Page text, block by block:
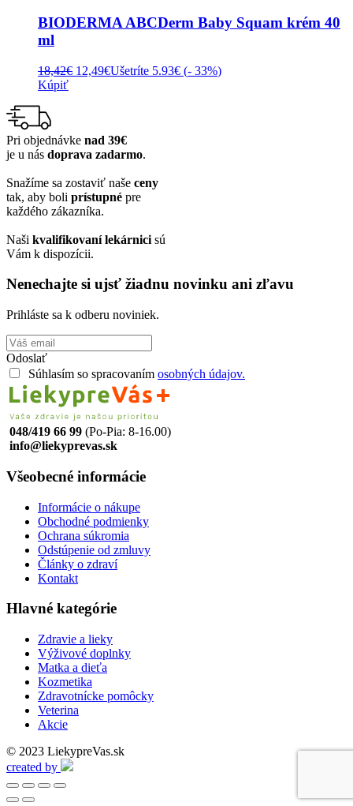
BIODERMA ABCDerm Baby Squam krém 40
ml
18,42€ Pôvodná
12,49€Aktuálna
Ušetríte 5.93€ (- 33%)
Kúpiť
Pri objednávke nad 39€
je u nás doprava zadarmo.
Snažíme sa zostaviť naše ceny
tak, aby boli prístupné pre
každého zákazníka.
Naši kvalifikovaní lekárnici sú
Vám k dispozícii.
Nenechajte si ujsť žiadnu novinku ani zľavu
Prihláste sa k odberu noviniek.
Odoslať
Súhlasím so spracovaním osobných údajov.
048/419 66 99 (Po-Pia: 8-16.00)
info@liekyprevas.sk
Všeobecné informácie
Informácie o nákupe
Obchodné podmienky
Ochrana súkromia
Odstúpenie od zmluvy
Články o zdraví
Kontakt
Hlavné kategórie
Zdravie a lieky
Výživové doplnky
Matka a dieťa
Kozmetika
Zdravotnícke pomôcky
Veterina
Akcie
© 2023 LiekypreVas.sk
created by